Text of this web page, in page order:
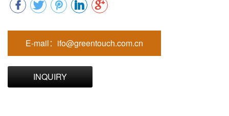
E-mail：ifo@greentouch.com.cn
INQUIRY